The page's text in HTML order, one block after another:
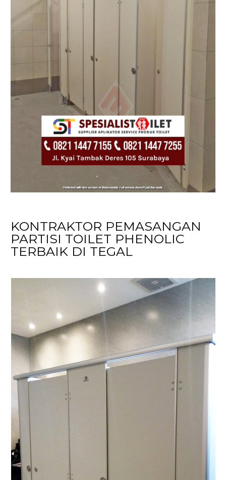
KONTRAKTOR PEMASANGAN
PARTISI TOILET PHENOLIC
TERBAIK DI TEGAL